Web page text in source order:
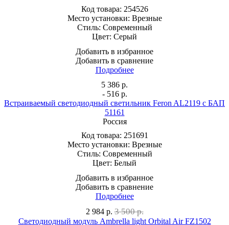
Код товара: 254526
Место установки: Врезные
Стиль: Современный
Цвет: Серый
Добавить в избранное
Добавить в сравнение
Подробнее
5 386 р.
- 516 р.
Встраиваемый светодиодный светильник Feron AL2119 с БАП
51161
Россия
Код товара: 251691
Место установки: Врезные
Стиль: Современный
Цвет: Белый
Добавить в избранное
Добавить в сравнение
Подробнее
2 984 р. 3 500 р.
Светодиодный модуль Ambrella light Orbital Air FZ1502